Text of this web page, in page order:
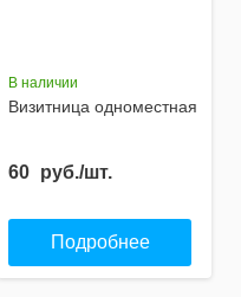
В наличии
Визитница одноместная
60 руб./шт.
Подробнее